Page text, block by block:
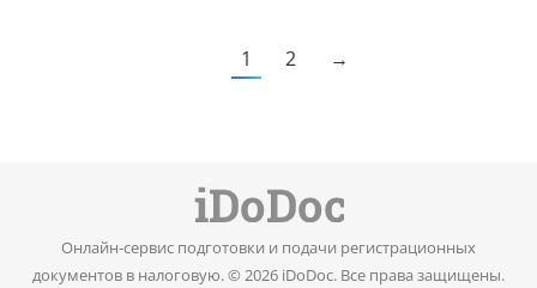
1 2 →
Онлайн-сервис подготовки и подачи регистрационных
документов в налоговую. © 2026 iDoDoc. Все права защищены.